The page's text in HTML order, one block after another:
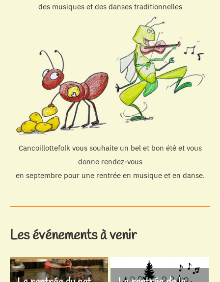
des musiques et des danses traditionnelles
Cancoillottefolk vous souhaite un bel et bon été et vous
donne rendez-vous
en septembre pour une rentrée en musique et en danse.
Les événements à venir